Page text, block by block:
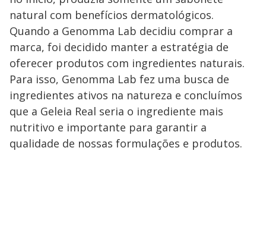
natural com benefícios dermatológicos.
Quando a Genomma Lab decidiu comprar a
marca, foi decidido manter a estratégia de
oferecer produtos com ingredientes naturais.
Para isso, Genomma Lab fez uma busca de
ingredientes ativos na natureza e concluímos
que a Geleia Real seria o ingrediente mais
nutritivo e importante para garantir a
qualidade de nossas formulações e produtos.